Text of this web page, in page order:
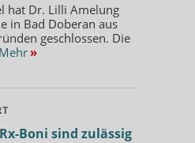
hat Dr. Lilli Amelung
in Bad Doberan aus
geschlossen. Die
Mehr »
Boni sind zulässig